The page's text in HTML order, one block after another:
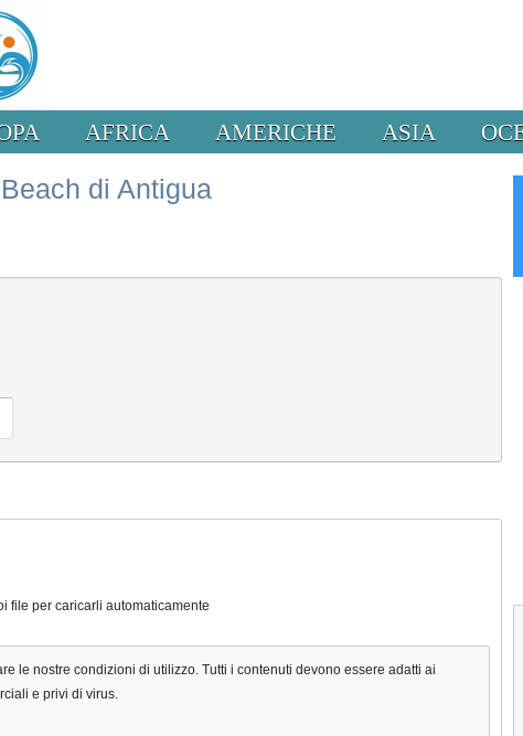
AFRICA AMERICHE ASIA
di Antigua
file per caricarli automaticamente
le nostre condizioni di utilizzo. Tutti i contenuti devono essere adatti ai
e privi di virus.